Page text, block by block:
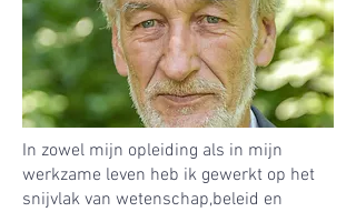
In zowel mijn opleiding als in mijn
werkzame leven heb ik gewerkt op het
snijvlak van wetenschap,beleid en